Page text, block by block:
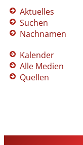
Aktuelles
Suchen
Nachnamen
Kalender
Alle Medien
Quellen